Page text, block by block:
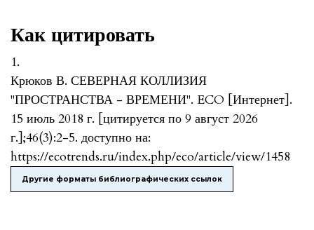
Как цитировать
1.
Крюков В. СЕВЕРНАЯ КОЛЛИЗИЯ
"ПРОСТРАНСТВА - ВРЕМЕНИ". ECO [Интернет].
15 июль 2018 г. [цитируется по 9 август 2026
г.];46(3):2-5. доступно на:
https://ecotrends.ru/index.php/eco/article/view/1458
Другие форматы библиографических ссылок